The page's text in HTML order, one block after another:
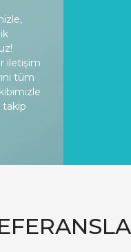
iletişim
tüm
takip